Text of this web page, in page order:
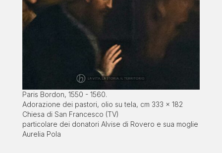
Paris Bordon, 1550 - 1560.
Adorazione dei pastori, olio su tela, cm 333 x 182
Chiesa di San Francesco (TV)
particolare dei donatori Alvise di Rovero e sua moglie
Aurelia Pola